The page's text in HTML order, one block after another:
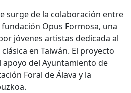
surge de la colaboración entre
Opus Formosa, una
jóvenes artistas dedicada al
en Taiwán. El proyecto
del Ayuntamiento de
Foral de Álava y la